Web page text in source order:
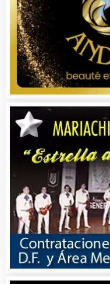
Cajas de Ahorro
Cámaras de
Camiones para
Cancelería de
Capacitación
Carnicerías
Carpinterías